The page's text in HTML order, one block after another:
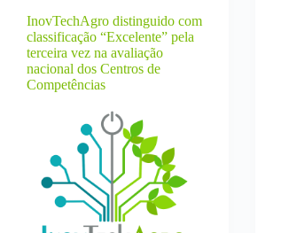
Agrárias
(2025/2026)
InovTechAgro distinguido com
classificação “Excelente” pela
terceira vez na avaliação
nacional dos Centros de
Competências